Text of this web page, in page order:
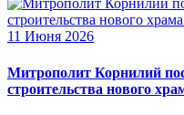
11 Июня 2026
Митрополит Корнилий
строительства нового